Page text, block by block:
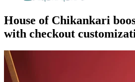
House of Chikankari
with checkout